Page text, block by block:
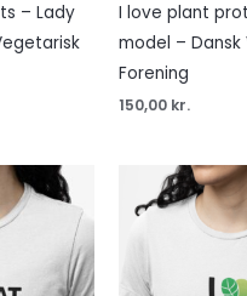
– Lady
I love plant
model –
Forening
150,00 kr.